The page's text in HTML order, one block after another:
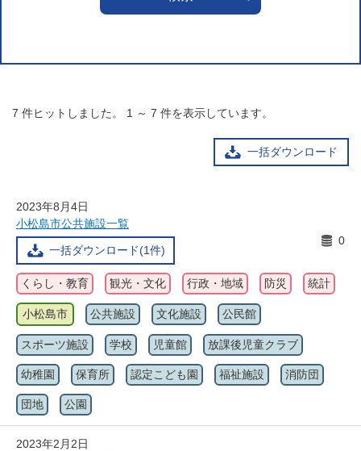
7 件ヒットしました。 1 ～ 7 件を表示しています。
一括ダウンロード
2023年8月4日
小松島市公共施設一覧
一括ダウンロード(1件)
0
くらし・教育 観光・文化 行政・地域 防災 統計
小松島市 公共施設 文化施設 公民館
スポーツ施設 学校 児童館 放課後児童クラブ
幼稚園 保育所 認定こども園 福祉施設 消防団
団地 公園
2023年2月2日